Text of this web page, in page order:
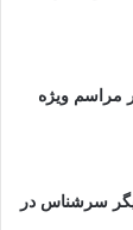
مراسم ویژه
سرشناس در